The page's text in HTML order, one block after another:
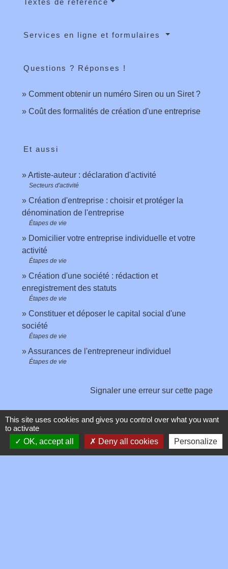
Services en ligne et formulaires
Questions ? Réponses !
Comment obtenir un numéro Siren ou un Siret ?
Coût des formalités de création d'une entreprise
Et aussi
Artiste-auteur : déclaration d'activité
Secteurs d'activité
Création d'entreprise : choisir et protéger la
dénomination de l'entreprise
Étapes de vie
Domicilier votre entreprise individuelle et votre
activité
Étapes de vie
Création d'une société : rédaction et
enregistrement des statuts
Étapes de vie
Constituer et déposer le capital social d'une
société
Étapes de vie
Assurances de l'entrepreneur individuel
Étapes de vie
Signaler une erreur sur cette page
Contacts
This site uses cookies and gives you control over what you want
to activate
OK, accept all
Deny all cookies Personalize